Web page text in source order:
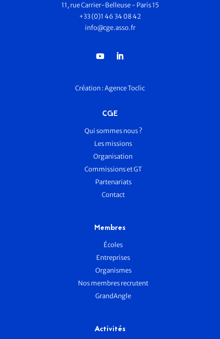
11, rue Carrier-Belleuse - Paris 15
+33 (0)1 46 34 08 42
info@cge.asso.fr
Création :Agence Toclic
CGE
Qui sommes nous ?
Les missions
Organisation
Commissions et GT
Partenariats
Contact
Membres
Écoles
Entreprises
Organismes
Nos membres recrutent
GrandAngle
Activités